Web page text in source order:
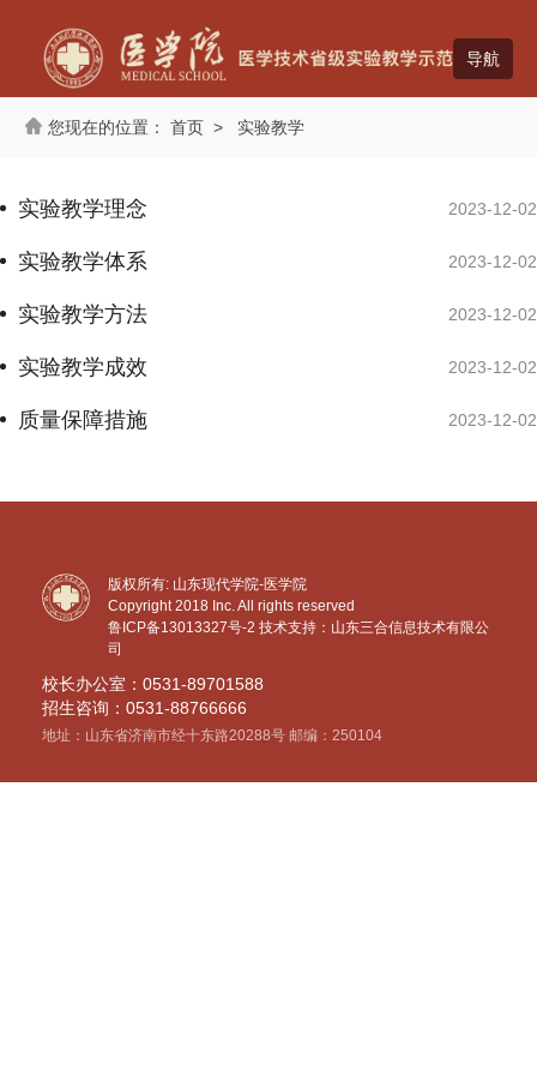
首页 > 实验教学
实验教学理念 2023-12-02
实验教学体系 2023-12-02
实验教学方法 2023-12-02
实验教学成效 2023-12-02
质量保障措施 2023-12-02
版权所有: 山东现代学院-医学院
Copyright 2018 Inc. All rights reserved
鲁ICP备13013327号-2 技术支持：山东三合信息技术有限公
司
校长办公室：0531-89701588
招生咨询：0531-88766666
地址：山东省济南市经十东路20288号 邮编：250104